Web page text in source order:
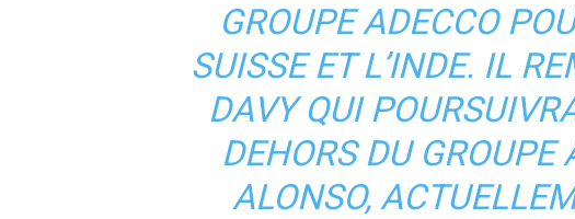
GROUPE ADECCO
SUISSE ET L’INDE. IL
DAVY QUI
DEHORS DU GROUPE
ALONSO,